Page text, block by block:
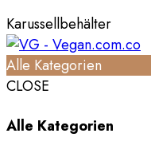
Karussellbehälter
Alle Kategorien
CLOSE
Alle Kategorien